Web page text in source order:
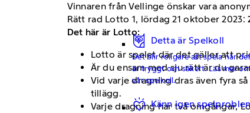
Detta är Spelkoll
Det blir roligare att spela när
är tryggt och säkert. Läs mer om
vår spelkoll.
Känn igen
Vinnaren från Vellinge önskar vara
Rätt rad Lotto 1, lördag 21 oktober 2023:
Det här är Lotto:
Lotto är spelet där det gäller att
Är du ensam med sju rätt är du
Vid varje dragning dras även fyra
tillägg.
Varje dragning har två omgångar,